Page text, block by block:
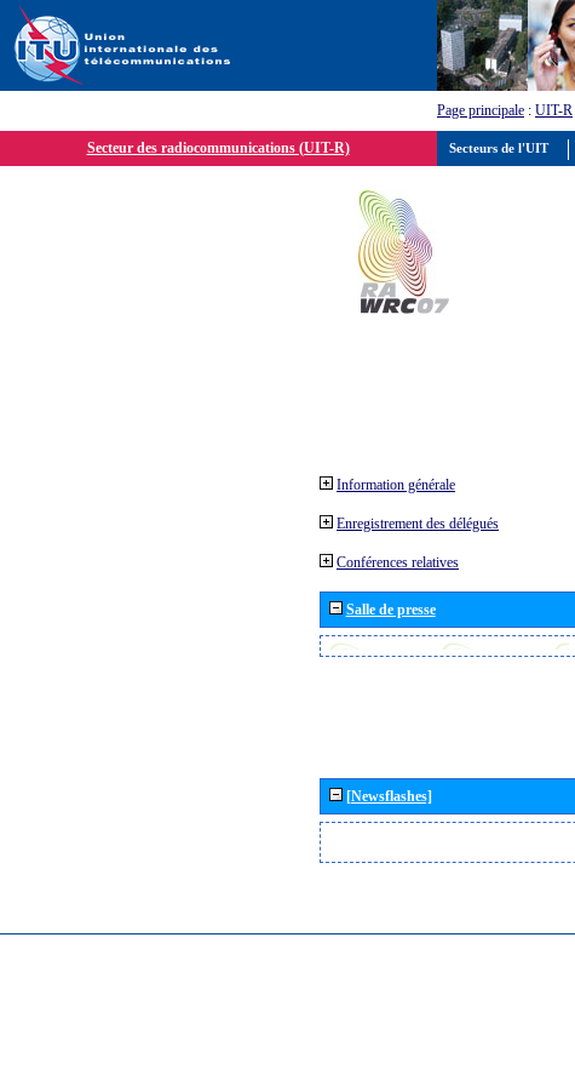
Page principale : UIT-R
Secteur des radiocommunications (UIT-R)
Information générale
Enregistrement des délégués
Conférences relatives
Salle de presse
[Newsflashes]
Secteurs de l'UIT